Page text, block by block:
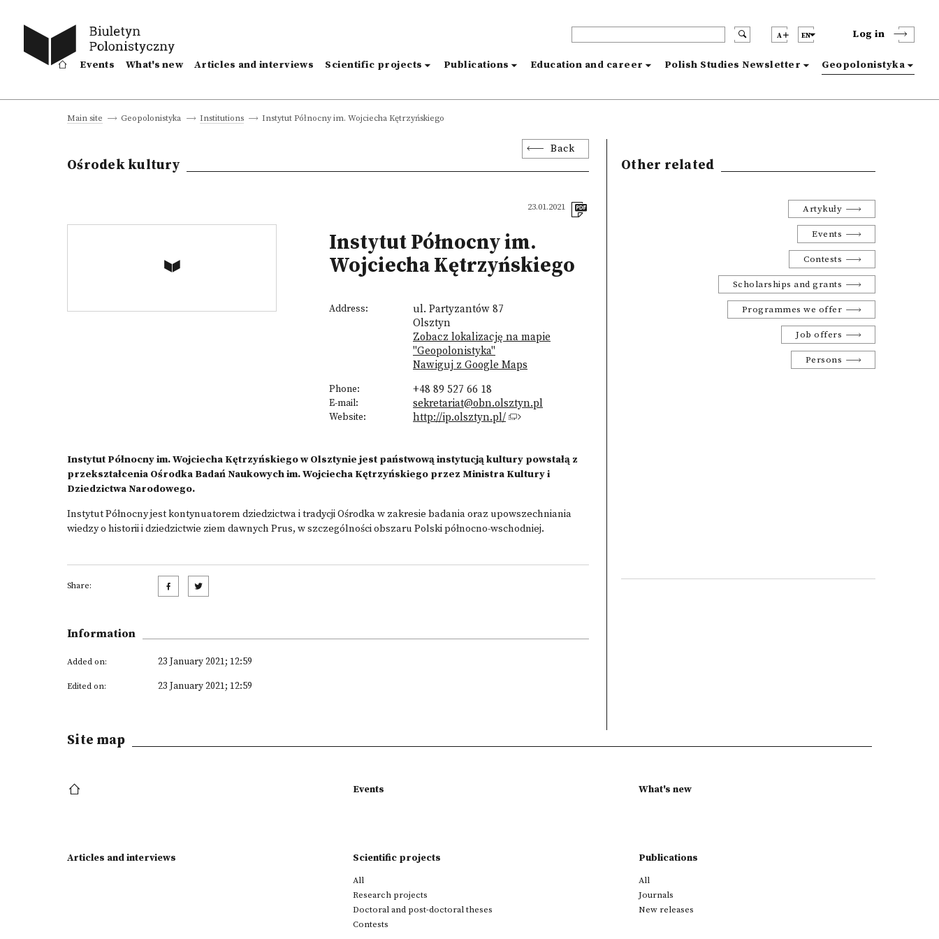
A EN Log in
Events What's new Articles and interviews Scientific projects Publications Education and career Polish Studies Newsletter Geopolonistyka
Main site Geopolonistyka Institutions Instytut Północny im. Wojciecha Kętrzyńskiego
Back
Ośrodek kultury
23.01.2021
Instytut Północny im.
Wojciecha Kętrzyńskiego
Address:
ul. Partyzantów 87
Olsztyn
Zobacz lokalizację na mapie
"Geopolonistyka"
Nawiguj z Google Maps
Phone: +48 89 527 66 18
E-mail: sekretariat@obn.olsztyn.pl
Website: http://ip.olsztyn.pl/
Instytut Północny im. Wojciecha Kętrzyńskiego w Olsztynie jest państwową instytucją kultury powstałą z
przekształcenia Ośrodka Badań Naukowych im. Wojciecha Kętrzyńskiego przez Ministra Kultury i
Dziedzictwa Narodowego.
Instytut Północny jest kontynuatorem dziedzictwa i tradycji Ośrodka w zakresie badania oraz upowszechniania
wiedzy o historii i dziedzictwie ziem dawnych Prus, w szczególności obszaru Polski północno-wschodniej.
Share:
Information
Added on: 23 January 2021; 12:59
Edited on: 23 January 2021; 12:59
Other related
Artykuły
Events
Contests
Scholarships and grants
Programmes we offer
Job offers
Persons
Site map
Events What's new
Articles and interviews Scientific projects
All
Research projects
Doctoral and post-doctoral theses
Contests
Publications
All
Journals
New releases